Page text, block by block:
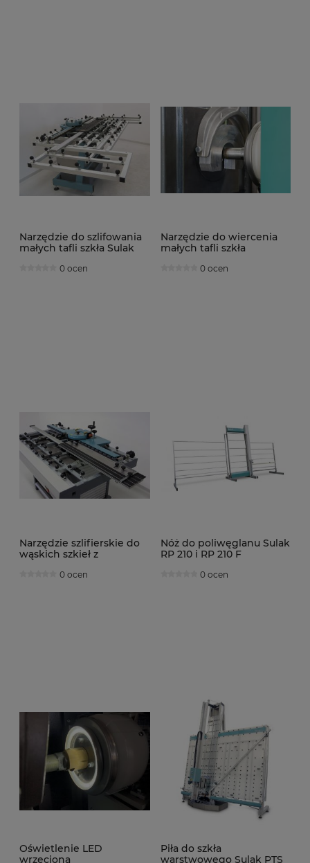
Narzędzie do szlifowania
małych tafli szkła Sulak
0 ocen
Narzędzie do wiercenia
małych tafli szkła
0 ocen
Narzędzie szlifierskie do
wąskich szkieł z
0 ocen
Nóż do poliwęglanu Sulak
RP 210 i RP 210 F
0 ocen
Oświetlenie LED
wrzeciona
Piła do szkła
warstwowego Sulak PTS